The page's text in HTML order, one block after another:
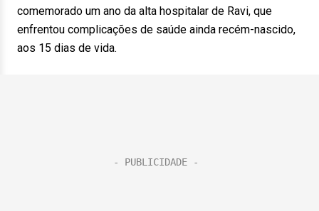
comemorado um ano da alta hospitalar de Ravi, que
enfrentou complicações de saúde ainda recém-nascido,
aos 15 dias de vida.